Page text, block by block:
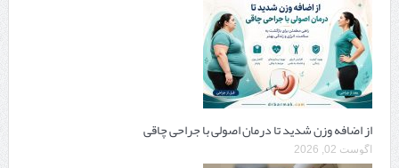
از اضافه وزن شدید تا درمان اصولی با جراحی چاقی
آگوست 02, 2026